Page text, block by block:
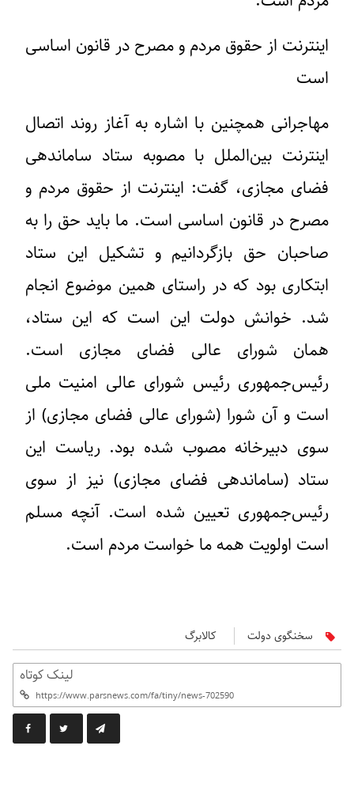
اینترنت از حقوق مردم و مصرح در قانون اساسی
است
مهاجرانی همچنین با اشاره به آغاز روند اتصال
اینترنت بین‌الملل با مصوبه ستاد ساماندهی
فضای مجازی، گفت: اینترنت از حقوق مردم و
مصرح در قانون اساسی است. ما باید حق را به
صاحبان حق بازگردانیم و تشکیل این ستاد
ابتکاری بود که در راستای همین موضوع انجام
شد. خوانش دولت این است که این ستاد،
همان شورای‌ عالی فضای مجازی است.
رئیس‌جمهوری رئیس شورای عالی امنیت ملی
است و آن شورا (شورای‌ عالی فضای مجازی) از
سوی دبیرخانه مصوب شده بود. ریاست این
ستاد (ساماندهی فضای مجازی) نیز از سوی
رئیس‌جمهوری تعیین شده است. آنچه مسلم
است اولویت همه ما خواست مردم است.
سخنگوی دولت کالابرگ
لینک کوتاه